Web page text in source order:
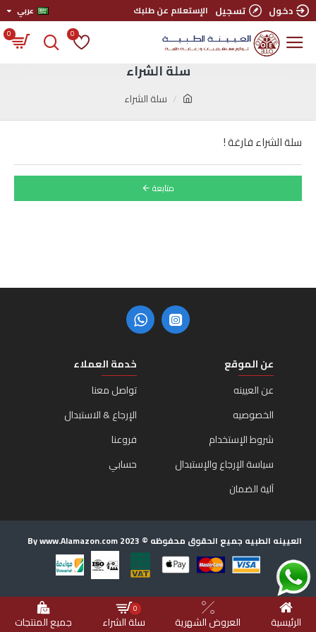
دخول تسجيل الإستعلام عن طلبك عربي
0
0
سلة الشراء
سلة الشراء
سلة الشراء فارغة !
متابعة
عن الموقع
عن العيينه
الخصوصيه
شروط الإستخدام
سياسة الإرجاع والإستبدال
آلية الضمان
خدمة العملاء
تواصل معنا
الإرجاع & الاستبدال
فروعنا
حسابي
العيينه الطبيه جميع الحقوق محفوظه © 2023 By www.Alamazon.com
الرئيسية العروض الشهرية سلة الشراء
0
جميع المنتجات